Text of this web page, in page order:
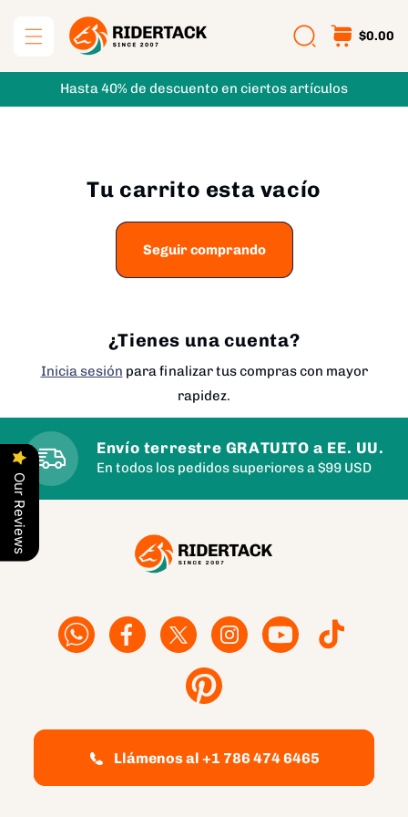
directamente
al contenido
$0.00
Hasta 40% de descuento en ciertos artículos
Tu carrito esta vacío
Seguir comprando
¿Tienes una cuenta?
Inicia sesión para finalizar tus compras con mayor
rapidez.
Envío terrestre GRATUITO a EE. UU.
En todos los pedidos superiores a $99 USD
FacebookFacebookTwitter InstagramYouTube TikTok
Pinterest
Llámenos al +1 786 474 6465
Our Reviews